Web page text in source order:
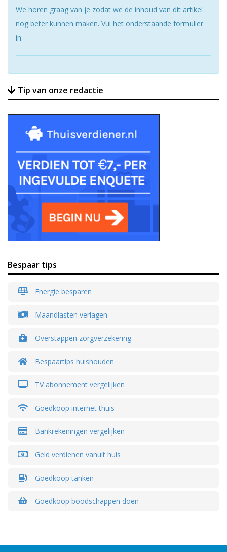
We horen graag van je zodat we de inhoud van dit artikel
nog beter kunnen maken. Vul het onderstaande formulier
in:
Tip van onze redactie
Bespaar tips
Energie besparen
Maandlasten verlagen
Overstappen zorgverzekering
Bespaartips huishouden
TV abonnement vergelijken
Goedkoop internet thuis
Bankrekeningen vergelijken
Geld verdienen vanuit huis
Goedkoop tanken
Goedkoop boodschappen doen